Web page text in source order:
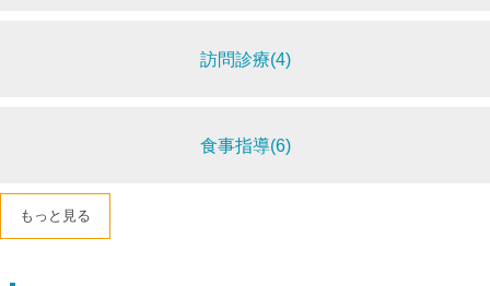
訪問診療(4)
食事指導(6)
もっと見る